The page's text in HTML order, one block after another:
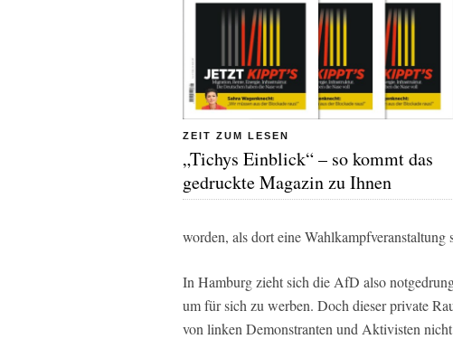
ZEIT ZUM LESEN
„Tichys Einblick“ – so kommt das
gedruckte Magazin zu Ihnen
worden, als dort eine Wahlkampfveranstaltung
In Hamburg zieht sich die AfD also
um für sich zu werben. Doch dieser private
von linken Demonstranten und Aktivisten